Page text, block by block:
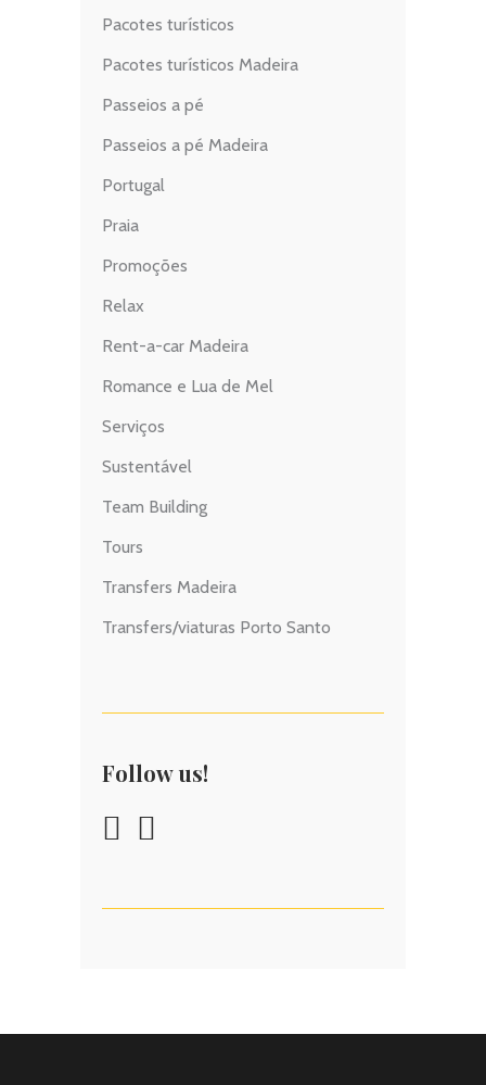
Pacotes turísticos
Pacotes turísticos Madeira
Passeios a pé
Passeios a pé Madeira
Portugal
Praia
Promoções
Relax
Rent-a-car Madeira
Romance e Lua de Mel
Serviços
Sustentável
Team Building
Tours
Transfers Madeira
Transfers/viaturas Porto Santo
Follow us!